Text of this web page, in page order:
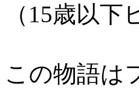
（15歳以
この物語は